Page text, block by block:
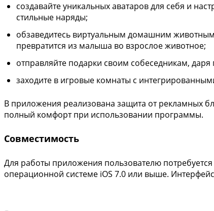
создавайте уникальных аватаров для себя и
стильные наряды;
обзаведитесь виртуальным домашним
превратится из малыша во взрослое животное;
отправляйте подарки своим собеседникам,
заходите в игровые комнаты с
В приложения реализована защита от рекламных
полный комфорт при использовании программы.
Совместимость
Для работы приложения пользователю
операционной системе iOS 7.0 или выше.